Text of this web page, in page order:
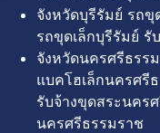
จังหวัดบุรีรัมย์ รถขุ
รถขุดเล็กบุรีรัมย์ รั
จังหวัดนครศรีธรร
แบคโฮเล็กนครศรี
รับจ้างขุดสระนคร
นครศรีธรรมราช